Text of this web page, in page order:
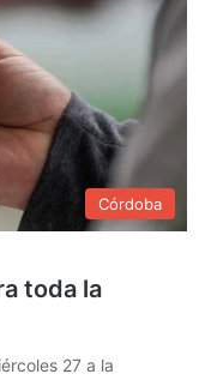
Córdoba
toda la
27 a la